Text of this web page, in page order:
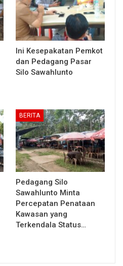
Ini Kesepakatan Pemkot
dan Pedagang Pasar
Silo Sawahlunto
BERITA
Pedagang Silo
Sawahlunto Minta
Percepatan Penataan
Kawasan yang
Terkendala Status…